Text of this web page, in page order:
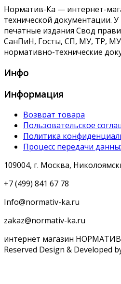
Норматив-Ка — интернет-
технической документации.
печатные издания Свод
СанПиН, Госты, СП, МУ, ТР,
нормативно-технические
Инфо
Информация
Возврат товара
Пользовательское
Политика
Процесс передачи
109004, г. Москва,
+7 (499) 841 67 78
Info@normativ-ka.ru
zakaz@normativ-ka.ru
интернет магазин
Reserved Design & Developed